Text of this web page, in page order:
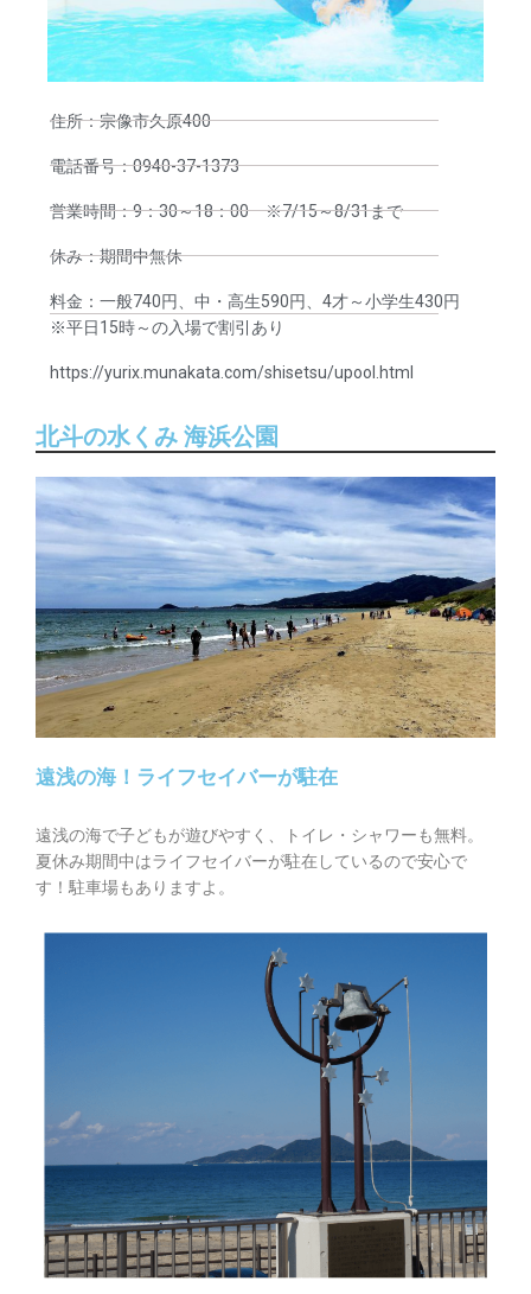
住所：宗像市久原400
電話番号：0940-37-1373
営業時間：9：30～18：00 ※7/15～8/31まで
休み：期間中無休
料金：一般740円、中・高生590円、4才～小学生430円
※平日15時～の入場で割引あり
https://yurix.munakata.com/shisetsu/upool.html
北斗の水くみ 海浜公園
遠浅の海！ライフセイバーが駐在
遠浅の海で子どもが遊びやすく、トイレ・シャワーも無料。
夏休み期間中はライフセイバーが駐在しているので安心で
す！駐車場もありますよ。